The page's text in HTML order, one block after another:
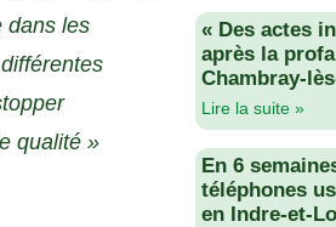
dans les
qualité »
« Des actes
après la
Chambray-
Lire la suite »
En 6
téléphones
en Indre-et-